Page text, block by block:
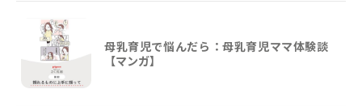
母乳育児で悩んだら：母乳育児ママ体験談
【マンガ】